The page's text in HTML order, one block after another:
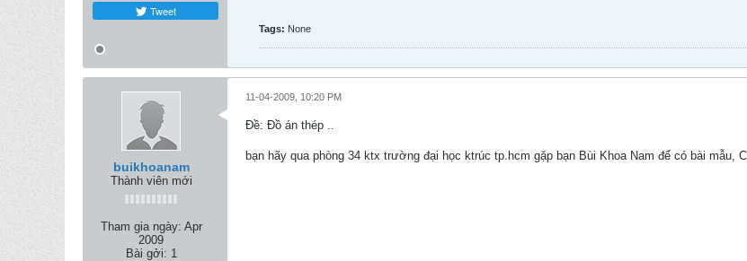
Tweet
Tags: None
buikhoanam
Thành viên mới
Tham gia ngày: Apr
2009
Bài gởi: 1
11-04-2009, 10:20 PM
Ðề: Đồ án thép ..
bạn hãy qua phòng 34 ktx trường đại học ktrúc tp.hcm gặp bạn Bùi Khoa Nam để có bài mẫu,